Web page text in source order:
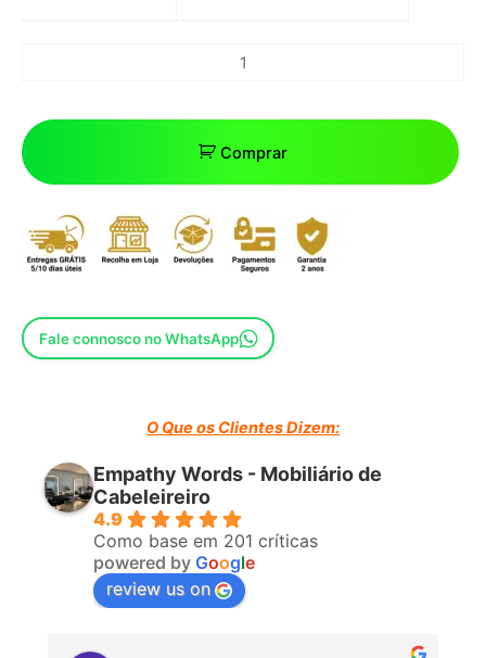
Comprar
Fale connosco no WhatsApp
O Que os Clientes Dizem:
Empathy Words - Mobiliário de
Cabeleireiro
4.9
Como base em 201 críticas
powered by Google
review us on